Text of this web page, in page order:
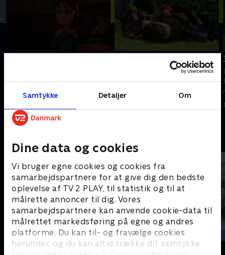
Samtykke Detaljer Om
Dine data og cookies
Vi bruger egne cookies og cookies fra
samarbejdspartnere for at give dig den bedste
oplevelse af TV 2 PLAY, til statistik og til at
målrette annoncer til dig. Vores
samarbejdspartnere kan anvende cookie-data til
målrettet markedsføring på egne og andres
platforme. Du kan til- og fravælge cookies
herunder, og du kan altid trække dit samtykke
I en alder af ti år oplever Robin
række vilde eventyr.
1. maj 2023 • 11 min
29. En kongelig gave
I en alder af ti år oplever Robin
Hood og hans venner en lang
Zorro the Chronicles Musen Tip